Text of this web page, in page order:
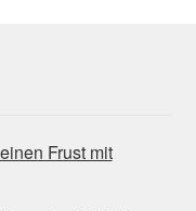
Frust mit